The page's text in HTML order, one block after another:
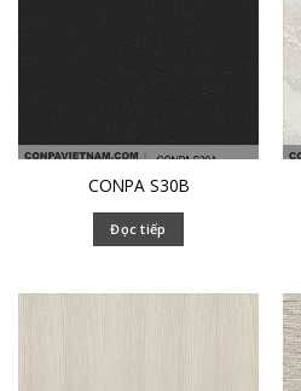
CONPA S30B
Đọc tiếp